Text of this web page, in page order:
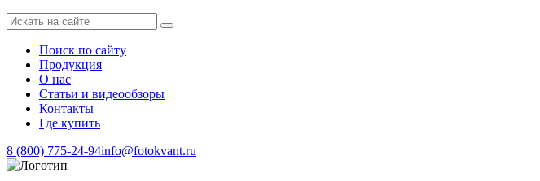
Поиск по сайту
Продукция
О нас
Статьи и видеообзоры
Контакты
Где купить
8 (800) 775-24-94info@fotokvant.ru